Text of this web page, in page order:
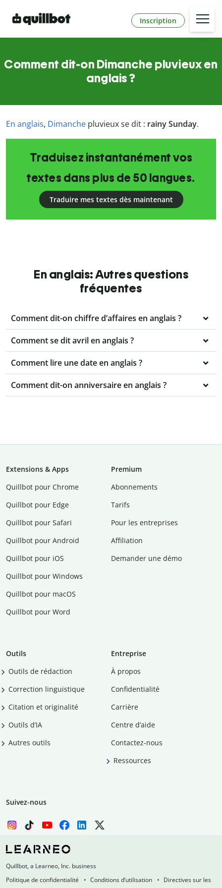
Inscription
Comment dit-on Dimanche pluvieux en
anglais ?
En anglais, Dimanche pluvieux se dit : rainy Sunday.
Traduisez instantanément vos
textes dans plus de 50 langues.
Traduire mes textes dès maintenant
En anglais: Autres questions
fréquentes
Comment dit-on chiffre d’affaires en anglais ?
Comment se dit avril en anglais ?
Comment lire une date en anglais ?
Comment dit-on anniversaire en anglais ?
Extensions & Apps
Quillbot pour Chrome
Quillbot pour Edge
Quillbot pour Safari
Quillbot pour Android
Quillbot pour iOS
Quillbot pour Windows
Quillbot pour macOS
Quillbot pour Word
Premium
Abonnements
Tarifs
Pour les entreprises
Affiliation
Demander une démo
Outils
Outils de rédaction
Correction linguistique
Citation et originalité
Outils d’IA
Autres outils
Entreprise
À propos
Confidentialité
Carrière
Centre d’aide
Contactez-nous
Ressources
Suivez-nous
Quillbot, a Learneo, Inc. business
Politique de confidentialité
Conditions d’utilisation
Directives sur les